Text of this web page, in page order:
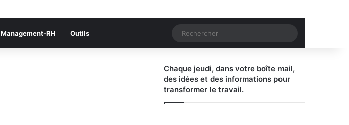
Management-RH Outils
Chaque jeudi, dans votre boîte mail,
des idées et des informations pour
transformer le travail.